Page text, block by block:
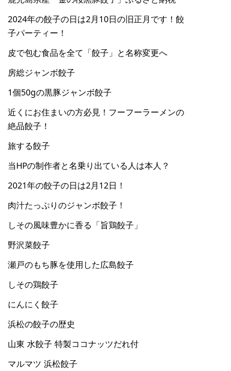
2024年の餃子の日は2月10日の旧正月です！餃
子パーティー！
皮で包む食品を全て「餃子」と名称変更へ
房総ジャンボ餃子
1個50gの黒豚ジャンボ餃子
近くにお住まいの方必見！フーフーラーメンの
絶品餃子！
旅する餃子
当HPの制作者と名乗り出ている人は本人？
2021年の餃子の日は2月12日！
肉汁たっぷりのジャンボ餃子！
しその風味豊かに香る「旨鶏餃子」
野沢菜餃子
瀬戸のもち豚を使用した広島餃子
しその鶏餃子
にんにく餃子
浜松の餃子の歴史
山東 水餃子 特製ココナッツだれ付
マルマツ 浜松餃子